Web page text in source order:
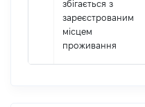
збігається з
зареєстрованим
місцем
проживання